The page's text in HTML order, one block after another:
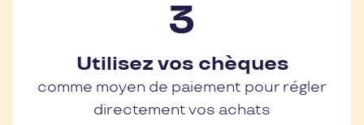
Utilisez vos chèques
comme moyen de paiement pour régler
directement vos achats